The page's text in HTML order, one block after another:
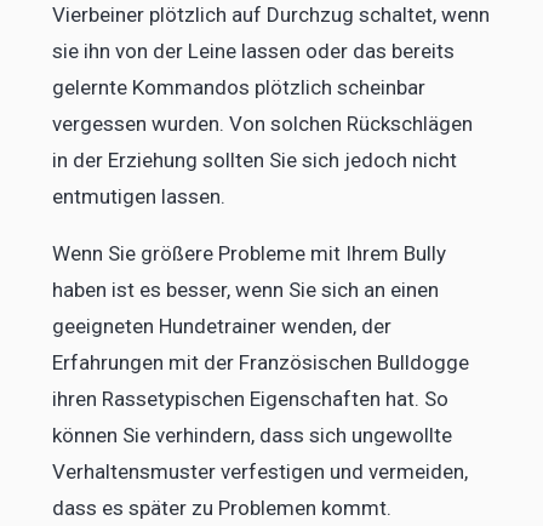
Vierbeiner plötzlich auf Durchzug schaltet, wenn
sie ihn von der Leine lassen oder das bereits
gelernte Kommandos plötzlich scheinbar
vergessen wurden. Von solchen Rückschlägen
in der Erziehung sollten Sie sich jedoch nicht
entmutigen lassen.
Wenn Sie größere Probleme mit Ihrem Bully
haben ist es besser, wenn Sie sich an einen
geeigneten Hundetrainer wenden, der
Erfahrungen mit der Französischen Bulldogge
ihren Rassetypischen Eigenschaften hat. So
können Sie verhindern, dass sich ungewollte
Verhaltensmuster verfestigen und vermeiden,
dass es später zu Problemen kommt.